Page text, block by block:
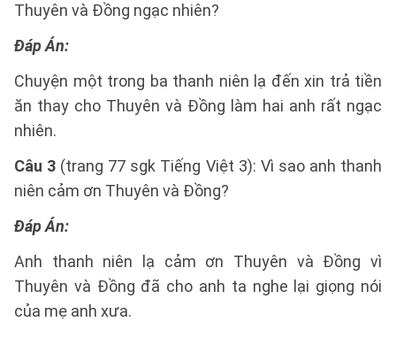
Thuyên và Đồng ngạc nhiên?
Đáp Án:
Chuyện một trong ba thanh niên lạ đến xin trả tiền
ăn thay cho Thuyên và Đồng làm hai anh rất ngạc
nhiên.
Câu 3 (trang 77 sgk Tiếng Việt 3): Vì sao anh thanh
niên cảm ơn Thuyên và Đồng?
Đáp Án:
Anh thanh niên lạ cảm ơn Thuyên và Đồng vì
Thuyên và Đồng đã cho anh ta nghe lại giọng nói
của mẹ anh xưa.